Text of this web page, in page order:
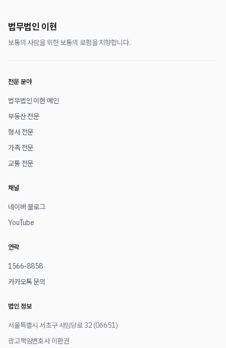
법무법인 이현
보통의 사람을 위한 보통의 로펌을 지향합니다.
전문 분야
법무법인 이현 메인
부동산 전문
형사 전문
가족 전문
교통 전문
채널
네이버 블로그
YouTube
연락
1566-8858
카카오톡 문의
법인 정보
서울특별시 서초구 사임당로 32 (06651)
광고책임변호사 이환권